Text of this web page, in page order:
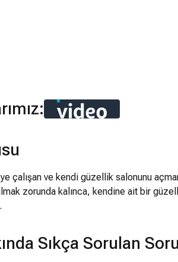
çalışan ve kendi güzellik salonunu
zorunda kalınca, kendine ait bir
Sıkça Sorulan